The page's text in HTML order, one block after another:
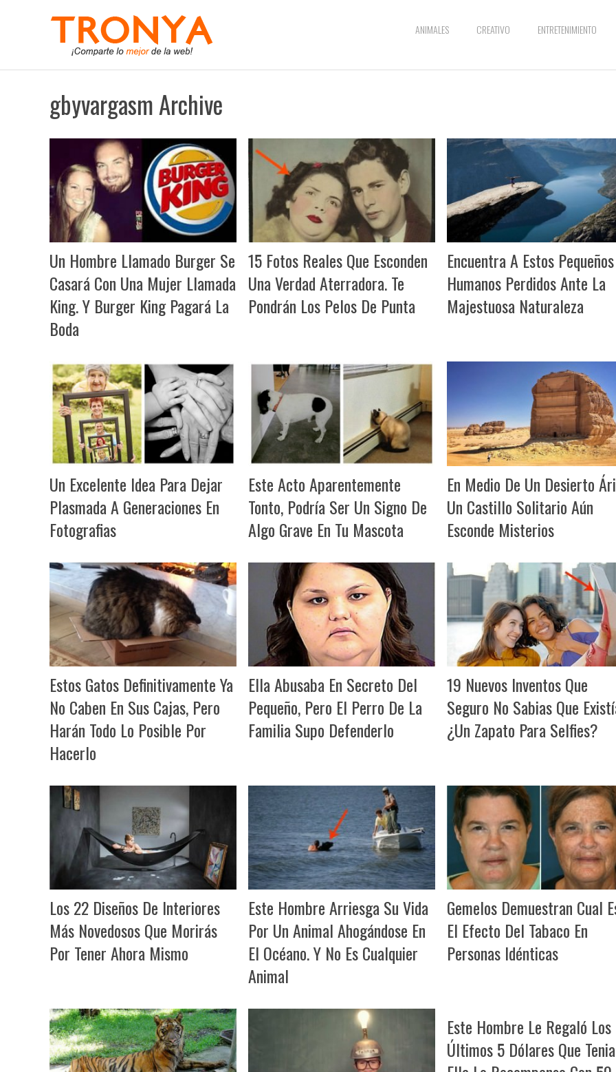
ANIMALES CREATIVO ENTRETENIMIENTO
gbyvargasm Archive
Un Hombre Llamado Burger Se
Casará Con Una Mujer Llamada
King. Y Burger King Pagará La
Boda
15 Fotos Reales Que Esconden
Una Verdad Aterradora. Te
Pondrán Los Pelos De Punta
Encuentra A Estos Pequeños
Humanos Perdidos Ante La
Majestuosa Naturaleza
Un Excelente Idea Para Dejar
Plasmada A Generaciones En
Fotografias
Este Acto Aparentemente
Tonto, Podría Ser Un Signo De
Algo Grave En Tu Mascota
En Medio De Un Desierto
Un Castillo Solitario Aún
Esconde Misterios
Estos Gatos Definitivamente Ya
No Caben En Sus Cajas, Pero
Harán Todo Lo Posible Por
Hacerlo
Ella Abusaba En Secreto Del
Pequeño, Pero El Perro De La
Familia Supo Defenderlo
19 Nuevos Inventos Que
Seguro No Sabias Que
¿Un Zapato Para Selfies?
Los 22 Diseños De Interiores
Más Novedosos Que Morirás
Por Tener Ahora Mismo
Este Hombre Arriesga Su Vida
Por Un Animal Ahogándose En
El Océano. Y No Es Cualquier
Animal
Gemelos Demuestran Cual
El Efecto Del Tabaco En
Personas Idénticas
Este Hombre Le Regaló Los
Últimos 5 Dólares Que